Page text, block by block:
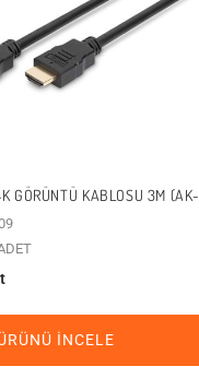
GÖRÜNTÜ KABLOSU 3M (AK-
İNCELE